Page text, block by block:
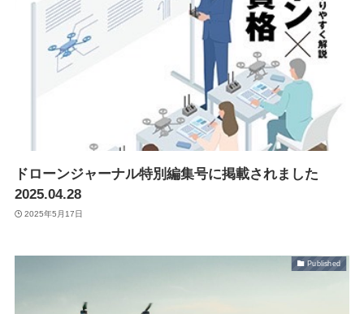
ドローン操縦士（プロパイロット）派遣
産業用ドローン講習
委託業務（実証実験）
インフラ設備点検向けドローン研修サービス
ドローンジャーナル特別編集号に掲載されました
2025.04.28
2025年5月17日
Published